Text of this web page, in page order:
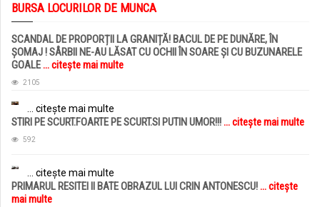
BURSA LOCURILOR DE MUNCA
SCANDAL DE PROPORȚII LA GRANIȚĂ! BACUL DE PE DUNĂRE, ÎN
ȘOMAJ ! SÂRBII NE-AU LĂSAT CU OCHII ÎN SOARE ȘI CU BUZUNARELE
GOALE... citește mai multe
2105
... citește mai multe
STIRI PE SCURT.FOARTE PE SCURT.SI PUTIN UMOR!!!... citește mai multe
592
... citește mai multe
PRIMARUL RESITEI II BATE OBRAZUL LUI CRIN ANTONESCU!... citește
mai multe